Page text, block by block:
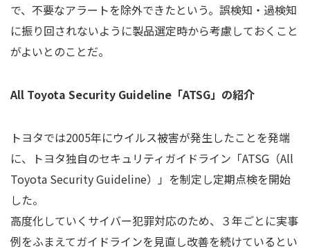
で、不要なアラートを除外できたという。誤検知・過検知
に振り回されないように製品選定時から考慮しておくこと
がよいとのことだ。
All Toyota Security Guideline「ATSG」の紹介
トヨタでは2005年にウイルス被害が発生したことを発端
に、トヨタ独自のセキュリティガイドライン「ATSG（All
Toyota Security Guideline）」を制定し定期点検を開始
した。
高度化していくサイバー犯罪対応のため、３年ごとに実事
例をふまえてガイドラインを見直し改善を続けているとい